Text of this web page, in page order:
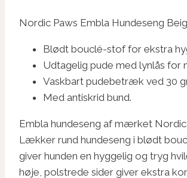
Nordic Paws Embla Hundeseng
Blødt bouclé-stof for ekstra
Udtagelig pude med lynlås for
Vaskbart pudebetræk ved 30
Med antiskrid bund.
Embla hundeseng af mærket Nordic
Lækker rund hundeseng i blødt
giver hunden en hyggelig og tryg
høje, polstrede sider giver ekstra